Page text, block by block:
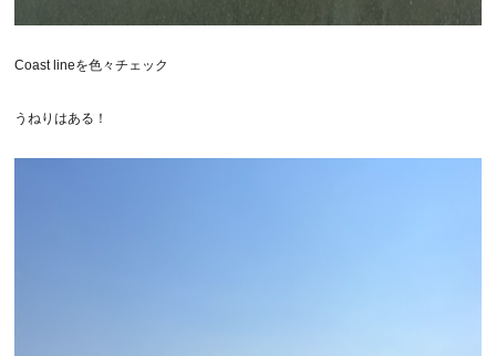
Coast lineを色々チェック
うねりはある！